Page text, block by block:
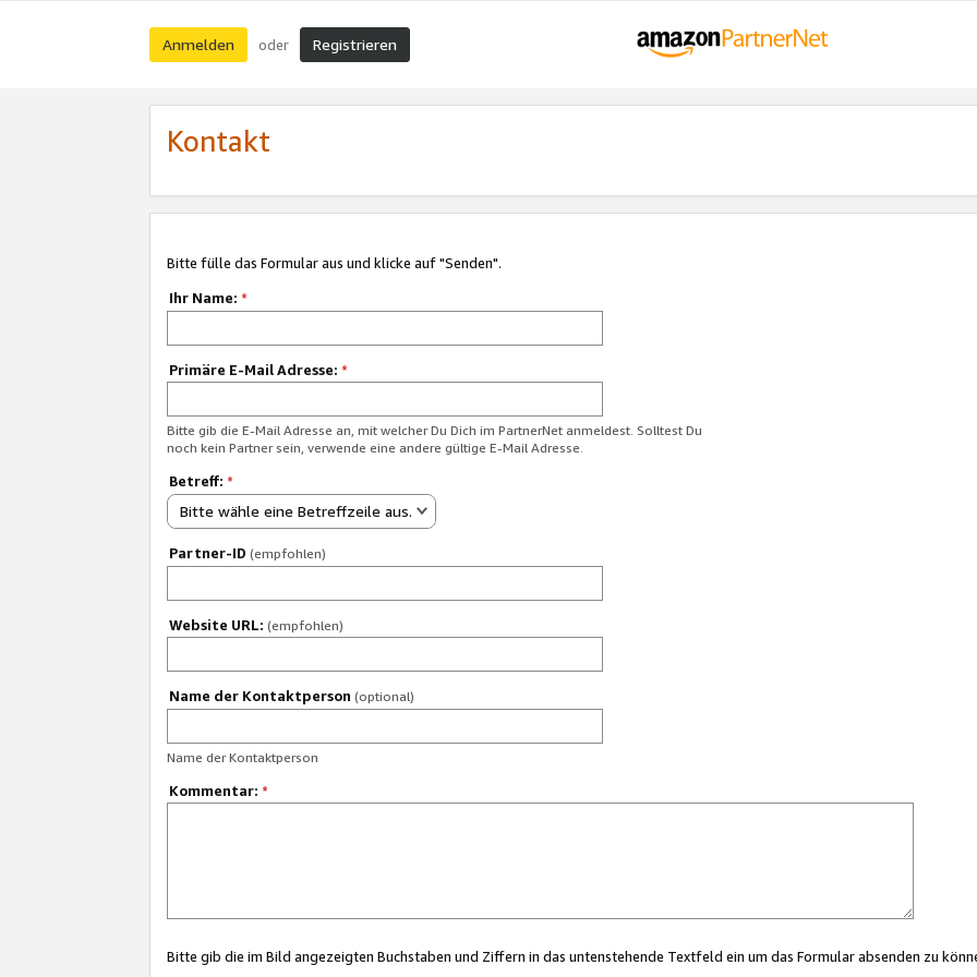
Anmelden oder Registrieren
Kontakt
Bitte fülle das Formular aus und klicke auf "Senden".
Ihr Name: *
Primäre E-Mail Adresse: *
Bitte gib die E-Mail Adresse an, mit welcher Du Dich im PartnerNet anmeldest. Solltest Du
noch kein Partner sein, verwende eine andere gültige E-Mail Adresse.
Betreff: *
Bitte wähle eine Betreffzeile aus.
Partner-ID (empfohlen)
Website URL: (empfohlen)
Name der Kontaktperson (optional)
Name der Kontaktperson
Kommentar: *
Bitte gib die im Bild angezeigten Buchstaben und Ziffern in das untenstehende Textfeld ein um das Formular absenden zu